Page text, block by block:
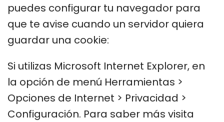
puedes configurar tu navegador para
que te avise cuando un servidor quiera
guardar una cookie:
Si utilizas Microsoft Internet Explorer, en
la opción de menú Herramientas >
Opciones de Internet > Privacidad >
Configuración. Para saber más visita